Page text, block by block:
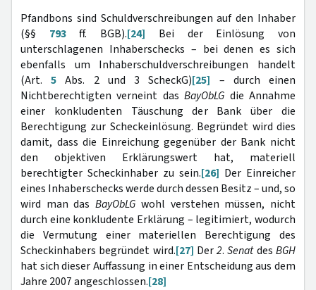
Pfandbons sind Schuldverschreibungen auf den Inhaber
(§§ 793ff. BGB).[24] Bei der Einlösung von
unterschlagenen Inhaberschecks – bei denen es sich
ebenfalls um Inhaberschuldverschreibungen handelt
(Art.5 Abs. 2 und 3 ScheckG)[25] – durch einen
Nichtberechtigten verneint dasBayObLG die Annahme
einer konkludenten Täuschung der Bank über die
Berechtigung zur Scheckeinlösung. Begründet wird dies
damit, dass die Einreichung gegenüber der Bank nicht
den objektiven Erklärungswert hat, materiell
berechtigter Scheckinhaber zu sein.[26] Der Einreicher
eines Inhaberschecks werde durch dessen Besitz – und, so
wird man dasBayObLG wohl verstehen müssen, nicht
durch eine konkludente Erklärung – legitimiert, wodurch
die Vermutung einer materiellen Berechtigung des
Scheckinhabers begründet wird.[27] Der2.SenatdesBGH
hat sich dieser Auffassung in einer Entscheidung aus dem
Jahre 2007 angeschlossen.[28]